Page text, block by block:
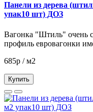
Панели из дерева
упак10 шт) ДОЗ
Вагонка "Штиль" очень
профиль евровагонки
685р / м2
Купить